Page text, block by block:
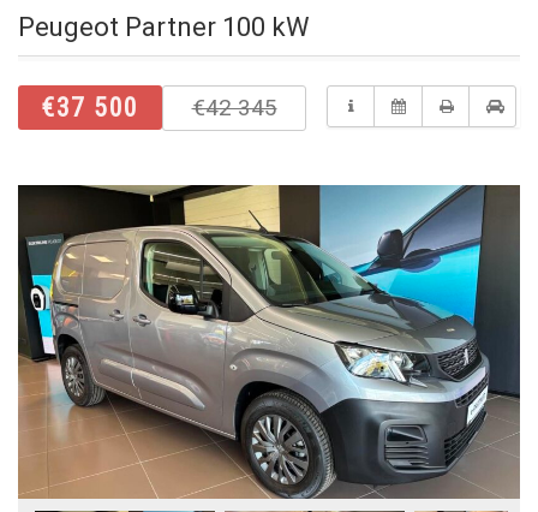
Peugeot Partner 100 kW
€37 500 €42 345